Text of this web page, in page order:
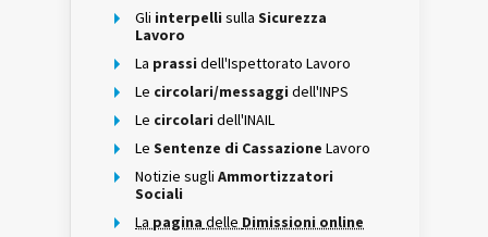
Gli interpelli sulla Sicurezza
Lavoro
La prassi dell'Ispettorato Lavoro
Le circolari/messaggi dell'INPS
Le circolari dell'INAIL
Le Sentenze di Cassazione Lavoro
Notizie sugli Ammortizzatori
Sociali
La pagina delle Dimissioni online